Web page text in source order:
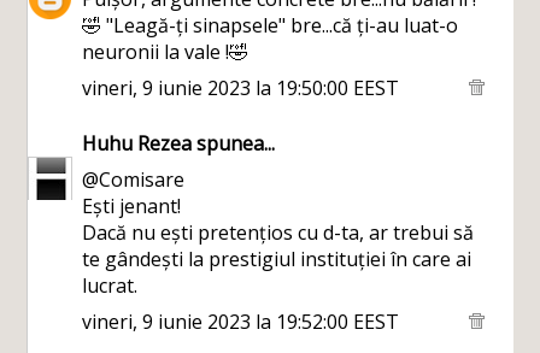
🤣 "Leagă-ți sinapsele" bre...că ți-au luat-o
neuronii la vale !🤣
vineri, 9 iunie 2023 la 19:50:00 EEST
Huhu Rezeaspunea...
@Comisare
Ești jenant!
Dacă nu ești pretențios cu d-ta, ar trebui să
te gândești la prestigiul instituției în care ai
lucrat.
vineri, 9 iunie 2023 la 19:52:00 EEST